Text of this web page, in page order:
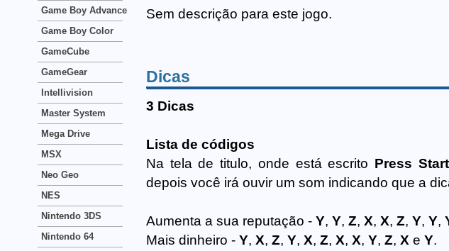
Sem descrição para este jogo.
Dicas
3 Dicas
Lista de códigos
Na tela de titulo, onde está escrito Press Start
depois você irá ouvir um som indicando que a
Aumenta a sua reputação - Y, Y, Z, X, X, Z, Y, Y,
Mais dinheiro - Y, X, Z, Y, X, Z, X, X, Y, Z, X e Y.
Game Boy Advance
Game Boy Color
GameCube
GameGear
Intellivision
Master System
Mega Drive
MSX
Neo Geo
NES
Nintendo 3DS
Nintendo 64